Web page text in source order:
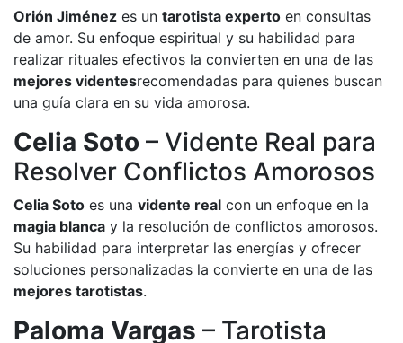
Orión Jiménez es un tarotista experto en consultas
de amor. Su enfoque espiritual y su habilidad para
realizar rituales efectivos la convierten en una de las
mejores videntesrecomendadas para quienes buscan
una guía clara en su vida amorosa.
Celia Soto – Vidente Real para
Resolver Conflictos Amorosos
Celia Soto es una vidente real con un enfoque en la
magia blanca y la resolución de conflictos amorosos.
Su habilidad para interpretar las energías y ofrecer
soluciones personalizadas la convierte en una de las
mejores tarotistas.
Paloma Vargas – Tarotista